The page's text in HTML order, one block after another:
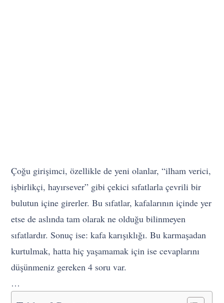
Çoğu girişimci, özellikle de yeni olanlar, “ilham verici,
işbirlikçi, hayırsever” gibi çekici sıfatlarla çevrili bir
bulutun içine girerler. Bu sıfatlar, kafalarının içinde yer
etse de aslında tam olarak ne olduğu bilinmeyen
sıfatlardır. Sonuç ise: kafa karışıklığı. Bu karmaşadan
kurtulmak, hatta hiç yaşamamak için ise cevaplarını
düşünmeniz gereken 4 soru var.
…